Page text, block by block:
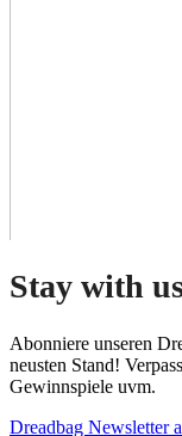
Stay with
Abonniere unseren
neusten Stand!
Gewinnspiele uvm.
Dreadbag Newsletter